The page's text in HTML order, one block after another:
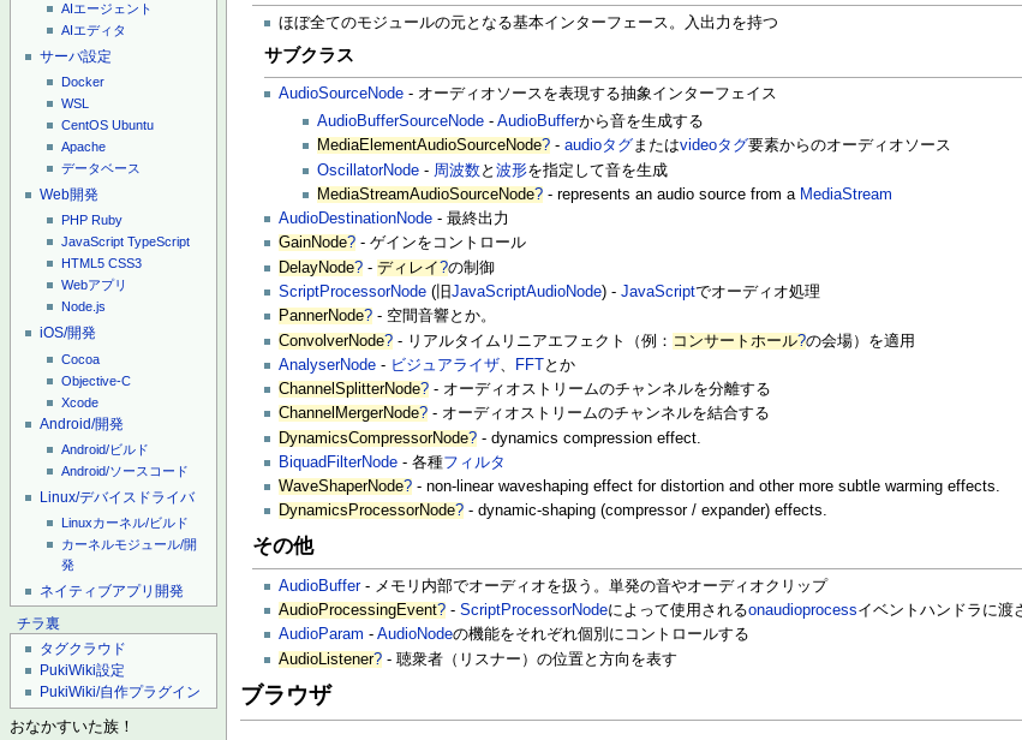
AIエージェント
AIエディタ
サーバ設定
Docker
WSL
CentOS Ubuntu
Apache
データベース
Web開発
PHP Ruby
JavaScript TypeScript
HTML5 CSS3
Webアプリ
Node.js
iOS/開発
Cocoa
Objective-C
Xcode
Android/開発
Android/ビルド
Android/ソースコード
Linux/デバイスドライバ
Linuxカーネル/ビルド
カーネルモジュール/開
発
ネイティブアプリ開発
チラ裏
タグクラウド
PukiWiki設定
PukiWiki/自作プラグイン
おなかすいた族！
ほぼ全てのモジュールの元となる基本インターフェース。入出力を持つ
サブクラス
AudioSourceNode - オーディオソースを表現する抽象インターフェイス
AudioBufferSourceNode -AudioBufferから音を生成する
MediaElementAudioSourceNode? -audioタグまたはvideoタグ要素からのオーディオソース
OscillatorNode - 周波数と波形を指定して音を生成
MediaStreamAudioSourceNode? - represents an audio source from a MediaStream
AudioDestinationNode - 最終出力
GainNode? - ゲインをコントロール
DelayNode? -ディレイ?の制御
ScriptProcessorNode (旧JavaScriptAudioNode) -JavaScriptでオーディオ処理
PannerNode? - 空間音響とか。
ConvolverNode? - リアルタイムリニアエフェクト（例： コンサートホール?の会場）を適用
AnalyserNode - ビジュアライザ FFTとか
ChannelSplitterNode? - オーディオストリームのチャンネルを分離する
ChannelMergerNode? - オーディオストリームのチャンネルを結合する
DynamicsCompressorNode? - dynamics compression effect.
BiquadFilterNode - 各種フィルタ
WaveShaperNode? - non-linear waveshaping effect for distortion and other more subtle warming effects.
DynamicsProcessorNode? - dynamic-shaping (compressor / expander) effects.
その他
AudioBuffer- メモリ内部でオーディオを扱う。単発の音やオーディオクリップ
AudioProcessingEvent? -ScriptProcessorNodeによって使用されるonaudioprocessイベントハンドラに渡
AudioParam -AudioNodeの機能をそれぞれ個別にコントロールする
AudioListener? - 聴衆者（リスナー）の位置と方向を表す
ブラウザ